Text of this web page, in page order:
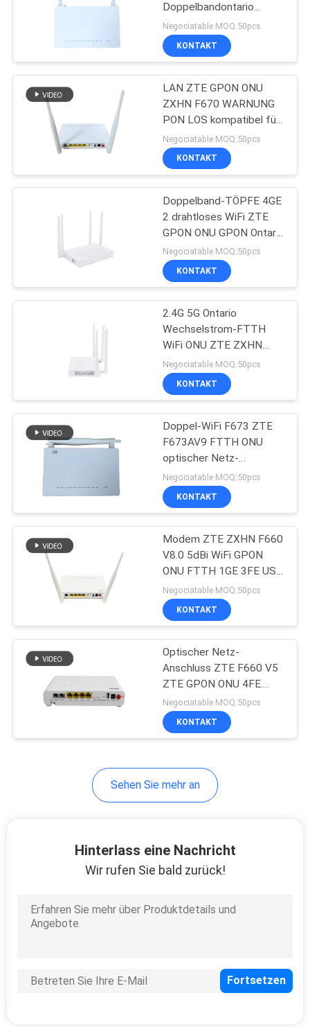
ZTE GPON ONU
NOKIA GPON ONU
Faser-
Optikanschlusskasten
Faser-Optikteiler
20
schnelles
Optikverbindungsstück
der Faser
21
Anschluss OLT
FTTH-Router-
Modem
Doppelbandontario
F670L F670 kompatibel
für OLT
Negociatable MOQ:50pcs
KONTAKT
LAN ZTE GPON ONU
ZXHN F670 WARNUNG
PON LOS kompatibel für
OLT
Negociatable MOQ:50pcs
KONTAKT
Doppelband-TÖPFE 4GE
2 drahtloses WiFi ZTE
GPON ONU GPON Ontario
ZXHN F680
Negociatable MOQ:50pcs
KONTAKT
2.4G 5G Ontario
Wechselstrom-FTTH
WiFi ONU ZTE ZXHN
F680 GPON
Negociatable MOQ:50pcs
KONTAKT
Doppel-WiFi F673 ZTE
F673AV9 FTTH ONU
optischer Netz-
Anschluss Ontarios 1GE
3FE USB VOIP
Negociatable MOQ:50pcs
KONTAKT
Modem ZTE ZXHN F660
V8.0 5dBi WiFi GPON
ONU FTTH 1GE 3FE USB
VOIP USB
Negociatable MOQ:50pcs
KONTAKT
Optischer Netz-
Anschluss ZTE F660 V5
ZTE GPON ONU 4FE
2TEL 1USB WiFi FTTH
Negociatable MOQ:50pcs
KONTAKT
Sehen Sie mehr an
Hinterlass eine Nachricht
Wir rufen Sie bald zurück!